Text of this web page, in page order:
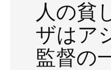
人の貧
ザはア
監督の